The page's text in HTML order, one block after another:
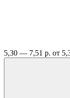
5,30 — 7,51 р. от